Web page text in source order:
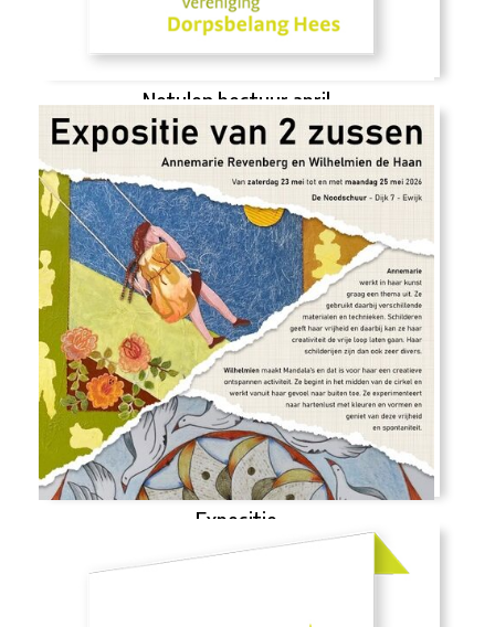
Notulen bestuur april
Expositie